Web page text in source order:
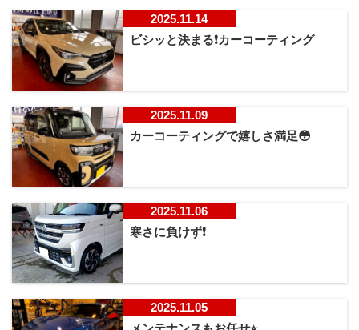
2025.11.14
ビシッと決まる❗️カーコーティング
2025.11.09
カーコーティングで嬉しさ満足😳
2025.11.06
寒さに負けず❗
2025.11.05